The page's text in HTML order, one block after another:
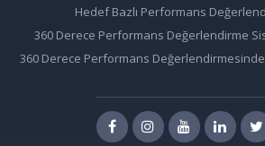
Hedef Bazlı Performans
360 Derece Performans Değerlendirme
360 Derece Performans